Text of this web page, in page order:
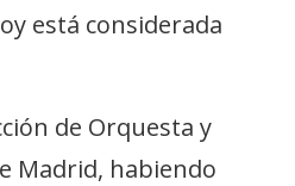
está considerada
de Orquesta y
Madrid, habiendo